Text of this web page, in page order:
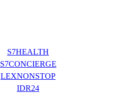
S7HEALTH
S7CONCIERGE
LEXNONSTOP
IDR24